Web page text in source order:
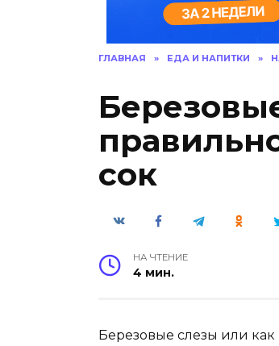
ГЛАВНАЯ » ЕДА И НАПИТКИ »
сок
НА ЧТЕНИЕ
4 мин.
Березовые слезы или